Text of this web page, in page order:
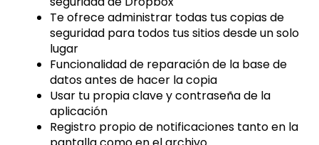
Te ofrece administrar todas tus copias de
seguridad para todos tus sitios desde un solo
lugar
Funcionalidad de reparación de la base de
datos antes de hacer la copia
Usar tu propia clave y contraseña de la
aplicación
Registro propio de notificaciones tanto en la